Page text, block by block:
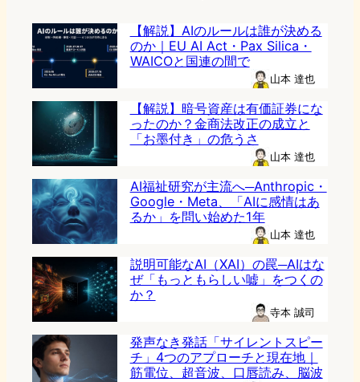
【解説】AIのルールは誰が決める
のか｜EU AI Act・Pax Silica・
WAICOと国連の間で
山本 達也
【解説】暗号資産は有価証券にな
ったのか？金商法改正の成立と
「お墨付き」の危うさ
山本 達也
AI福祉研究が主流へ─Anthropic・
Google・Meta、「AIに感情はあ
るか」を問い始めた1年
山本 達也
説明可能なAI（XAI）の罠─AIはな
ぜ「もっともらしい嘘」をつくの
か？
寺本 誠司
発声なき発話「サイレントスピー
チ」4つのアプローチと現在地｜
筋電位、超音波、口唇読み、脳波